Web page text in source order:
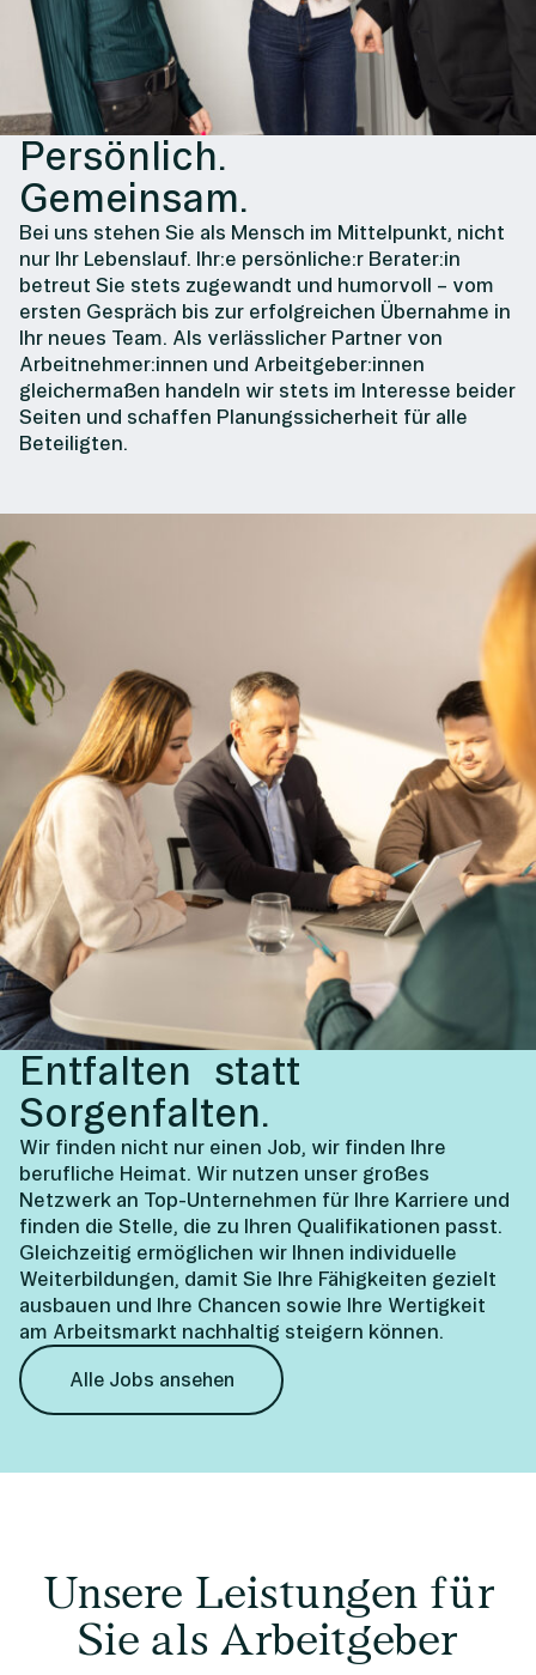
Persönlich.
Gemeinsam.
Bei uns stehen Sie als Mensch im Mittelpunkt, nicht
nur Ihr Lebenslauf. Ihr:e persönliche:r Berater:in
betreut Sie stets zugewandt und humorvoll – vom
ersten Gespräch bis zur erfolgreichen Übernahme in
Ihr neues Team. Als verlässlicher Partner von
Arbeitnehmer:innen und Arbeitgeber:innen
gleichermaßen handeln wir stets im Interesse beider
Seiten und schaffen Planungssicherheit für alle
Beteiligten.
Entfalten statt
Sorgenfalten.
Wir finden nicht nur einen Job, wir finden Ihre
berufliche Heimat. Wir nutzen unser großes
Netzwerk an Top-Unternehmen für Ihre Karriere und
finden die Stelle, die zu Ihren Qualifikationen passt.
Gleichzeitig ermöglichen wir Ihnen individuelle
Weiterbildungen, damit Sie Ihre Fähigkeiten gezielt
ausbauen und Ihre Chancen sowie Ihre Wertigkeit
am Arbeitsmarkt nachhaltig steigern können.
Alle Jobs ansehen
Unsere Leistungen für
Sie als Arbeitgeber